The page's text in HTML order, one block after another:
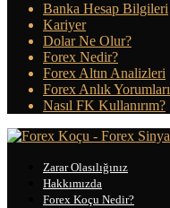
Banka Hesap Bilgileri
Kariyer
Dolar Ne Olur?
Forex Nedir?
Forex Altın Analizleri
Forex Anlık Yorumları
Nasıl FK Kullanırım?
Zarar Olasılığınız
Hakkımızda
Forex Koçu Nedir?